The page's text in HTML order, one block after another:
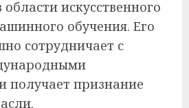
искусственного
обучения. Его
сотрудничает с
получает признание